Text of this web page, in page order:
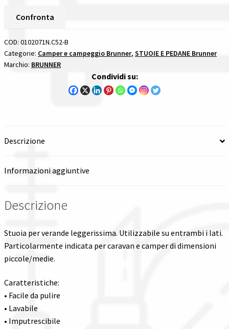
I nostri negozi
Spedizioni in italia
Tutte le categorie dei prodotti
Il mio account
Confronta
COD: 0102071N.C52-B
Categorie: Camper e campeggio Brunner, STUOIE E PEDANE Brunner
Marchio: BRUNNER
Condividi su:
Descrizione
Informazioni aggiuntive
Descrizione
Stuoia per verande leggerissima. Utilizzabile su entrambi i lati.
Particolarmente indicata per caravan e camper di dimensioni
piccole/medie.
Caratteristiche:
• Facile da pulire
• Lavabile
• Imputrescibile